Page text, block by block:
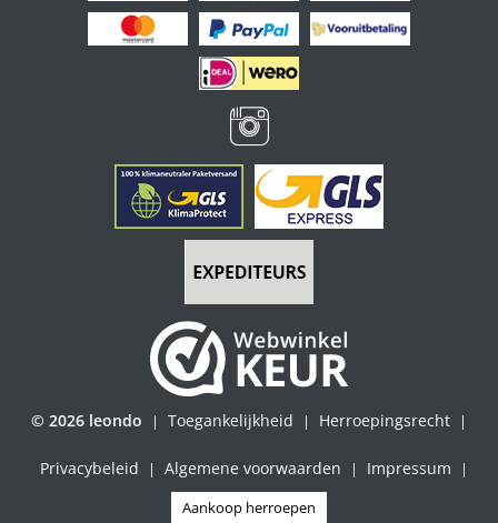
© 2026 leondo | Toegankelijkheid | Herroepingsrecht |
Privacybeleid | Algemene voorwaarden | Impressum
|
Aankoop herroepen